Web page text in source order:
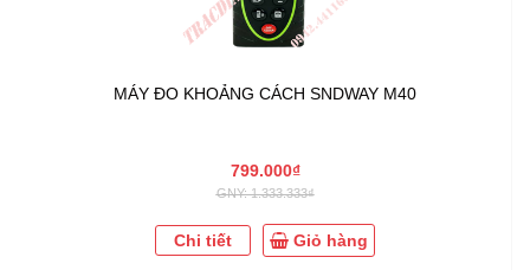
MÁY ĐO KHOẢNG CÁCH SNDWAY M40
799.000₫
GNY: 1.333.333₫
Chi tiết Giỏ hàng